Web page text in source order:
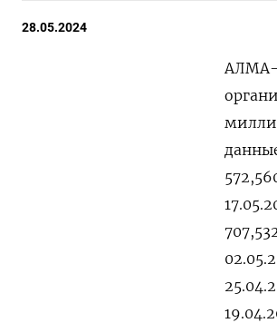
28.05.2024
АЛМА-